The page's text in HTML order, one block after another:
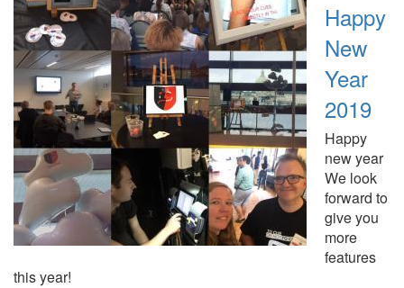
Happy
New
Year
2019
Happy
new year
We look
forward to
give you
more
features
this year!